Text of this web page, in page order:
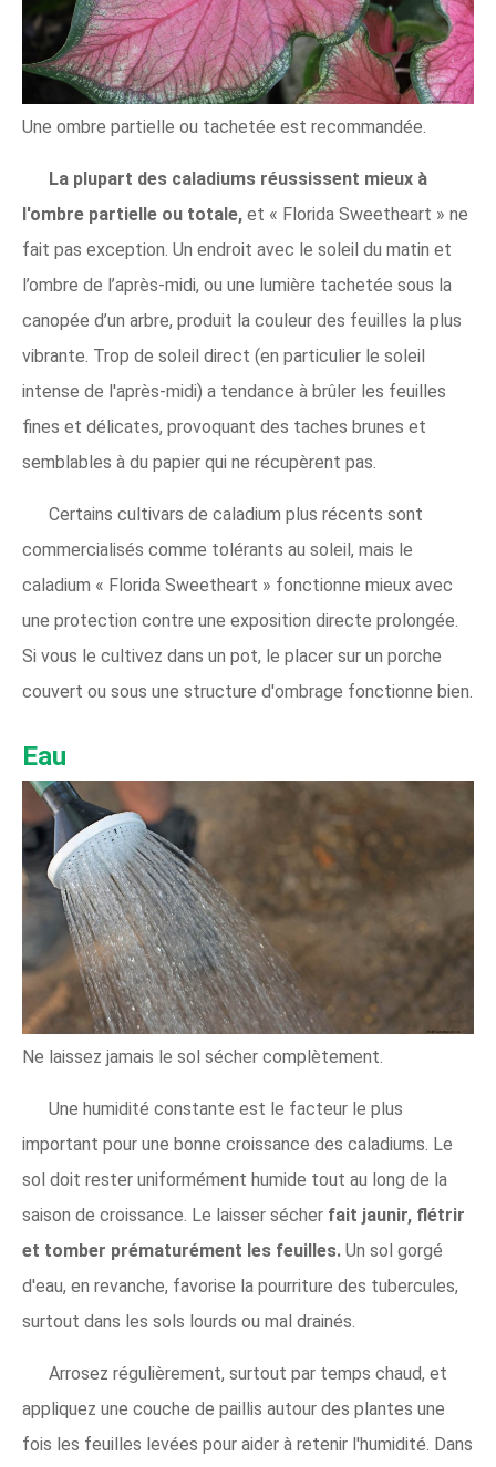
Une ombre partielle ou tachetée est recommandée.
La plupart des caladiums réussissent mieux à
l'ombre partielle ou totale, et « Florida Sweetheart » ne
fait pas exception. Un endroit avec le soleil du matin et
l’ombre de l’après-midi, ou une lumière tachetée sous la
canopée d’un arbre, produit la couleur des feuilles la plus
vibrante. Trop de soleil direct (en particulier le soleil
intense de l'après-midi) a tendance à brûler les feuilles
fines et délicates, provoquant des taches brunes et
semblables à du papier qui ne récupèrent pas.
Certains cultivars de caladium plus récents sont
commercialisés comme tolérants au soleil, mais le
caladium « Florida Sweetheart » fonctionne mieux avec
une protection contre une exposition directe prolongée.
Si vous le cultivez dans un pot, le placer sur un porche
couvert ou sous une structure d'ombrage fonctionne bien.
Eau
Ne laissez jamais le sol sécher complètement.
Une humidité constante est le facteur le plus
important pour une bonne croissance des caladiums. Le
sol doit rester uniformément humide tout au long de la
saison de croissance. Le laisser sécher fait jaunir, flétrir
et tomber prématurément les feuilles. Un sol gorgé
d'eau, en revanche, favorise la pourriture des tubercules,
surtout dans les sols lourds ou mal drainés.
Arrosez régulièrement, surtout par temps chaud, et
appliquez une couche de paillis autour des plantes une
fois les feuilles levées pour aider à retenir l'humidité. Dans